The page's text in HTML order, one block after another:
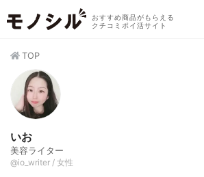
おすすめ商品がもらえる
クチコミポイ活サイト
TOP
いお
美容ライター
@io_writer / 女性